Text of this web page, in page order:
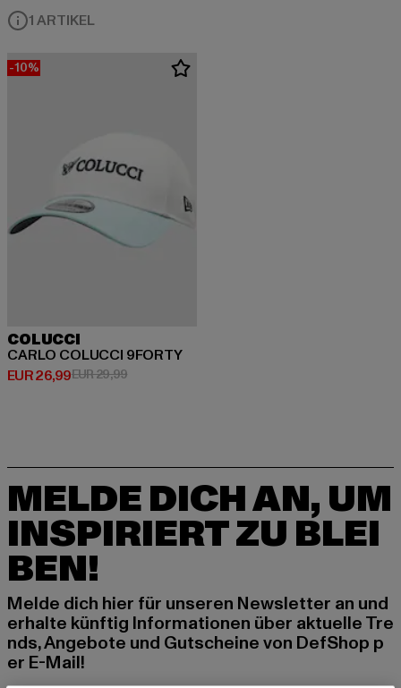
1 ARTIKEL
-10%
COLUCCI
CARLO COLUCCI 9FORTY
EUR 26,99
Derzeitiger Preis: EUR 26,99
EUR 29,99Aktionspreis: EUR 29,99
MELDE DICH AN, UM
INSPIRIERT ZU BLEI
BEN!
Melde dich hier für unseren Newsletter an und
erhalte künftig Informationen über aktuelle Tre
nds, Angebote und Gutscheine von DefShop p
er E-Mail!